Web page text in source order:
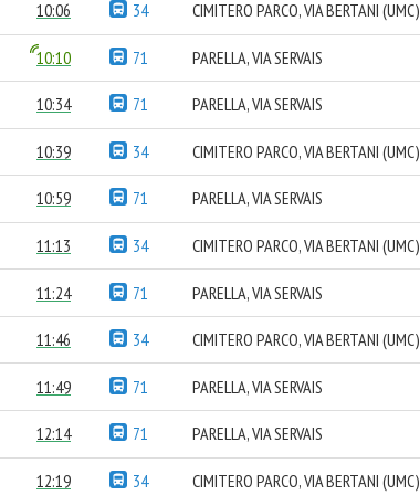
10:06 34 CIMITERO PARCO, VIA BERTANI (UMC)
10:10 71 PARELLA, VIA SERVAIS
10:34 71 PARELLA, VIA SERVAIS
10:39 34 CIMITERO PARCO, VIA BERTANI (UMC)
10:59 71 PARELLA, VIA SERVAIS
11:13 34 CIMITERO PARCO, VIA BERTANI (UMC)
11:24 71 PARELLA, VIA SERVAIS
11:46 34 CIMITERO PARCO, VIA BERTANI (UMC)
11:49 71 PARELLA, VIA SERVAIS
12:14 71 PARELLA, VIA SERVAIS
12:19 34 CIMITERO PARCO, VIA BERTANI (UMC)